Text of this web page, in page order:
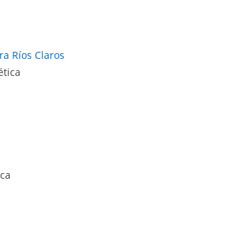
Ríos Claros